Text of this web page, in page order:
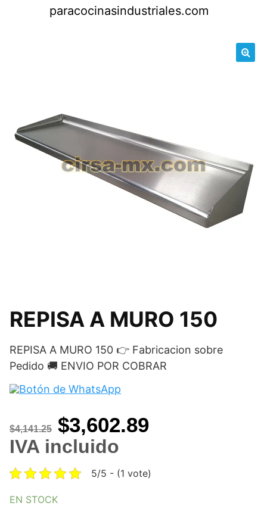
paracocinasindustriales.com
REPISA A MURO 150
REPISA A MURO 150 👉 Fabricacion sobre
Pedido 🚚 ENVIO POR COBRAR
$4,141.25 Original
price
was:
$4,141.25.
$3,602.89Current
is:
IVA incluido
5/5 - (1 vote)
EN STOCK